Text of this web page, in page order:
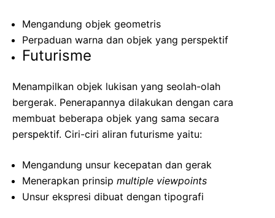
Mengandung objek geometris
Perpaduan warna dan objek yang perspektif
Futurisme
Menampilkan objek lukisan yang seolah-olah
bergerak. Penerapannya dilakukan dengan cara
membuat beberapa objek yang sama secara
perspektif. Ciri-ciri aliran futurisme yaitu:
Mengandung unsur kecepatan dan gerak
Menerapkan prinsip multiple viewpoints
Unsur ekspresi dibuat dengan tipografi